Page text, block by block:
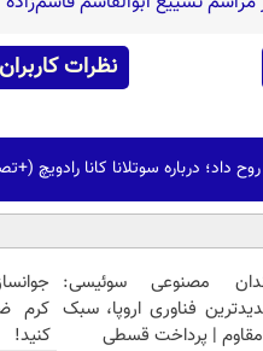
نظرات کاربران
داد؛ درباره سوتلانا کانا رادویچ
مصنوعی سوئیسی:
فناوری اروپا، سبک
| پرداخت قسطی
کرم
کنید!